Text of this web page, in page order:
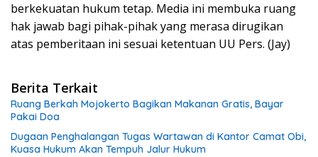
berkekuatan hukum tetap. Media ini membuka ruang
hak jawab bagi pihak-pihak yang merasa dirugikan
atas pemberitaan ini sesuai ketentuan UU Pers. (Jay)
Berita Terkait
Ruang Berkah Mojokerto Bagikan Makanan Gratis, Bayar
Pakai Doa
Dugaan Penghalangan Tugas Wartawan di Kantor Camat Obi,
Kuasa Hukum Akan Tempuh Jalur Hukum